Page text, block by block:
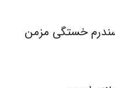
سندرم خستگی مزمن